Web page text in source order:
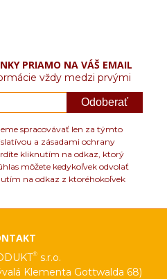
PRIAMO NA VÁŠ EMAIL
vždy medzi prvými
Odoberať
spracovávať len za týmto
a zásadami ochrany
kliknutím na odkaz, ktorý
môžete kedykoľvek odvolať
na odkaz z ktoréhokoľvek
® s.r.o.
Klementa Gottwalda 68)